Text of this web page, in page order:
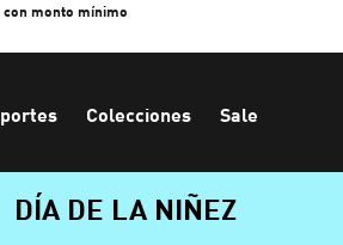
con monto mínimo
Colecciones Sale
DÍA DE LA NIÑEZ